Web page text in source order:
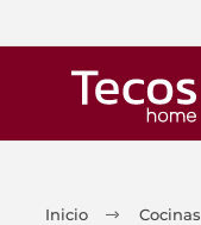
Inicio Cocinas